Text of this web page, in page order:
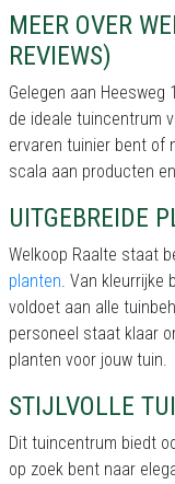
MEER OVER
REVIEWS)
Gelegen aan Heesweg
de ideale tuincentrum
ervaren tuinier bent of
scala aan producten
UITGEBREIDE
Welkoop Raalte staat
planten. Van kleurrijke
voldoet aan alle
personeel staat klaar
planten voor jouw tuin.
STIJLVOLLE
Dit tuincentrum biedt
op zoek bent naar